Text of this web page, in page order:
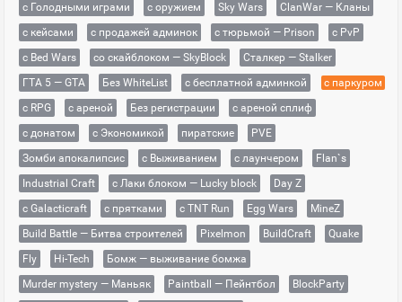
с Голодными играми
с оружием Sky Wars
ClanWar — Кланы
с кейсами
с продажей админок с тюрьмой — Prison
с PvP
с Bed Wars
со скайблоком — SkyBlock
Сталкер — Stalker
ГТА 5 — GTA
Без WhiteList с бесплатной админкой
с паркуром
с RPG
с ареной Без регистрации
с ареной сплиф
с донатом
с Экономикой пиратские
PVE
Зомби апокалипсис
с Выживанием с лаунчером
Flan`s
Industrial Craft
с Лаки блоком — Lucky block
Day Z
с Galacticraft
с прятками с TNT Run Egg Wars
MineZ
Build Battle — Битва строителей
Pixelmon BuildCraft
Quake
Fly
Hi-Tech
Бомж — выживание бомжа
Murder mystery — Маньяк
Paintball — Пейнтбол
BlockParty